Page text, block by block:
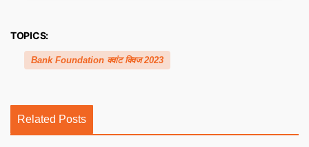
TOPICS:
Bank Foundation क्वांट क्विज 2023
Related Posts